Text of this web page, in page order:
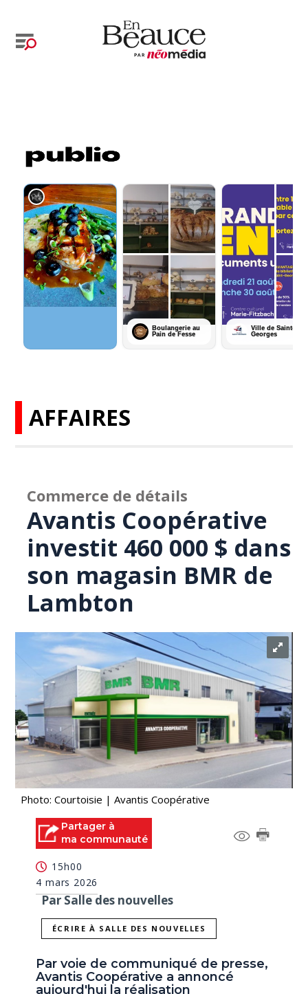
AFFAIRES
Commerce de détails
Avantis Coopérative
investit 460 000 $ dans
son magasin BMR de
Lambton
Photo: Courtoisie | Avantis Coopérative
Partager à
ma communauté
15h00
4 mars 2026
Par Salle des nouvelles
ÉCRIRE À SALLE DES NOUVELLES
Par voie de communiqué de presse,
Avantis Coopérative a annoncé
aujourd'hui la réalisation